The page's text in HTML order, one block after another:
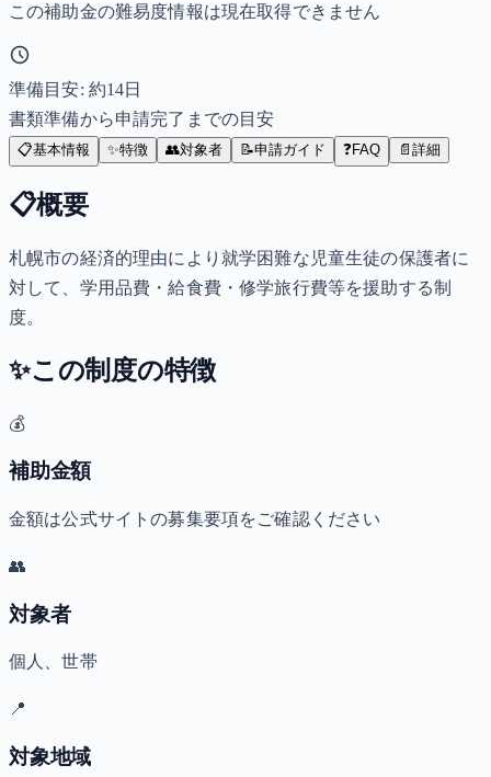
この補助金の難易度情報は現在取得できません
準備目安: 約14日
書類準備から申請完了までの目安
📋基本情報 ✨特徴 👥対象者 📝申請ガイド ❓FAQ 📄 詳細
📋概要
札幌市の経済的理由により就学困難な児童生徒の保護者に
対して、学用品費・給食費・修学旅行費等を援助する制
度。
✨この制度の特徴
💰
補助金額
金額は公式サイトの募集要項をご確認ください
👥
対象者
個人、世帯
📍
対象地域